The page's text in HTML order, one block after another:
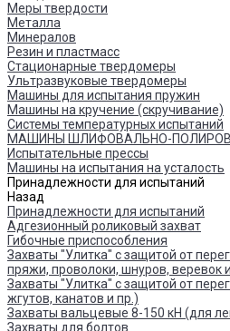
Меры твердости
Металла
Минералов
Резин и пластмасс
Стационарные твердомеры
Ультразвуковые твердомеры
Машины для испытания пружин
Машины на кручение (скручивание)
Системы температурных испытаний
МАШИНЫ ШЛИФОВАЛЬНО-
Испытательные прессы
Машины на испытания на усталость
Принадлежности для испытаний
Назад
Принадлежности для испытаний
Адгезионный роликовый захват
Гибочные приспособления
Захваты "Улитка" с защитой от
пряжи, проволоки, шнуров, веревок
Захваты "Улитка" с защитой от
жгутов, канатов и пр.)
Захваты вальцевые 8-150 кН (для
Захваты для болтов